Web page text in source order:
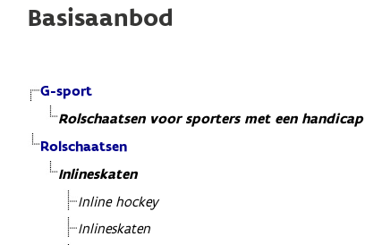
Basisaanbod
G-sport
Rolschaatsen voor sporters met een handicap
Rolschaatsen
Inlineskaten
Inline hockey
Inlineskaten